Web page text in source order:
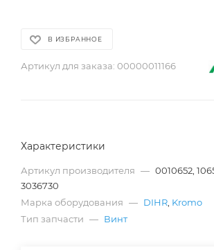
В ИЗБРАННОЕ
Артикул для заказа: 00000011166
Характеристики
Артикул производителя — 0010652,
3036730
Марка оборудования — DIHR, Kromo
Тип запчасти — Винт